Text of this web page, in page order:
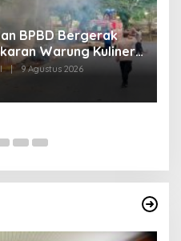
BPBD Bergerak
Warung Kuliner
| 9 Agustus 2026